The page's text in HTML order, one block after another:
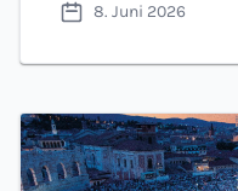
8. Juni 2026